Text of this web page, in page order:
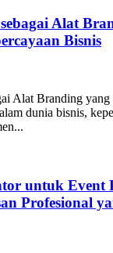
Alat
Bisnis
Alat Branding yang
dunia bisnis,
untuk Event
Profesional